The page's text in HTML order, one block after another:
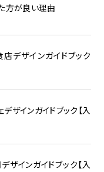
方が良い理由
デザインガイドブック
ザインガイドブック【入
インガイドブック【入